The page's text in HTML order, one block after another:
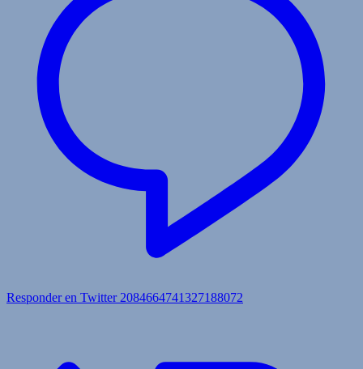
Responder en Twitter 2084664741327188072